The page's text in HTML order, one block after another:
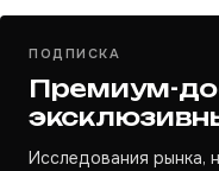
ПОДПИСКА
Премиум-
Исследования рынка,